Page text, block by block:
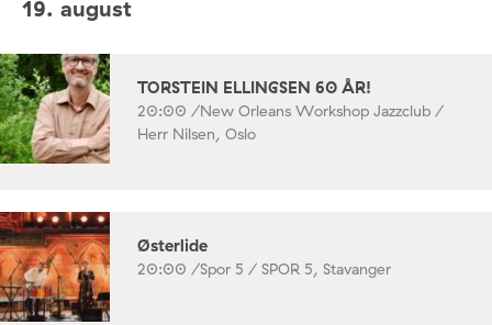
19. august
TORSTEIN ELLINGSEN 60 ÅR!
20:00 /New Orleans Workshop Jazzclub /
Herr Nilsen, Oslo
Østerlide
20:00 /Spor 5 / SPOR 5, Stavanger